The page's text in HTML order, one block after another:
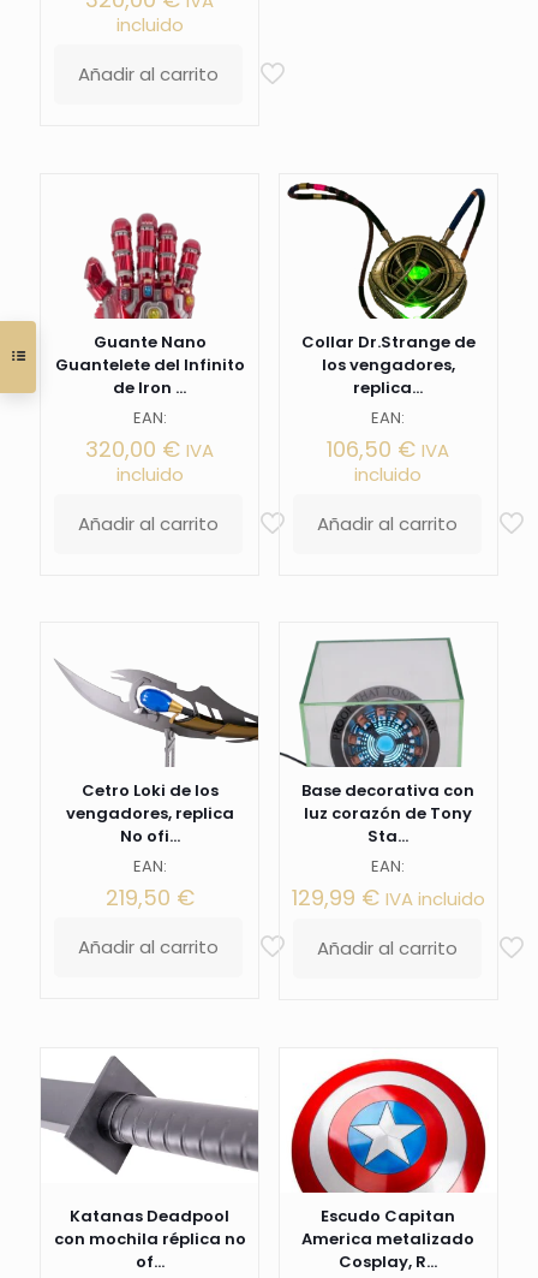
incluido
Añadir al carrito
Guante Nano
Guantelete del Infinito
de Iron ...
EAN:
320,00 € IVA
incluido
Añadir al carrito
Collar Dr.Strange de
los vengadores,
replica...
EAN:
106,50 € IVA
incluido
Añadir al carrito
Cetro Loki de los
vengadores, replica
No ofi...
EAN:
219,50 €
Añadir al carrito
Base decorativa con
luz corazón de Tony
Sta...
EAN:
129,99 € IVA incluido
Añadir al carrito
Katanas Deadpool
con mochila réplica no
of...
Escudo Capitan
America metalizado
Cosplay, R...